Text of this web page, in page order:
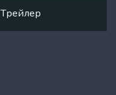
Трейлер